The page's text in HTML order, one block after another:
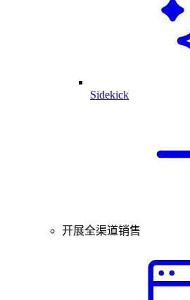
Sidekick
开展全渠道销售